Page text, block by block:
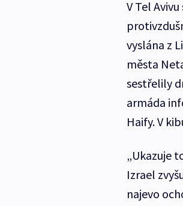
V Tel
vyslána z
města
sestřelily
armáda
Haify. V
„Ukazuje
Izrael
najevo